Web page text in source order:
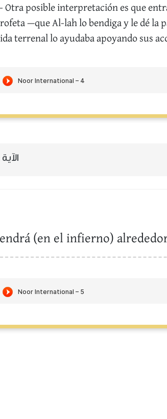
Otra posible interpretación es que
—que Al-lah lo bendiga y le dé la
terrenal lo ayudaba apoyando sus
(en el infierno)